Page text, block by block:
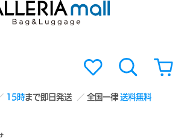
15時まで即日発送 全国一律送料無料